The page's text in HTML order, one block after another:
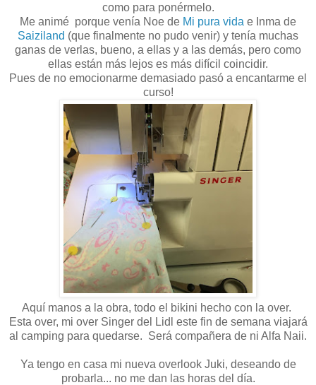
como para ponérmelo.
Me animé porque venía Noe de Mi pura vida e Inma de
Saiziland (que finalmente no pudo venir) y tenía muchas
ganas de verlas, bueno, a ellas y a las demás, pero como
ellas están más lejos es más difícil coincidir.
Pues de no emocionarme demasiado pasó a encantarme el
curso!
Aquí manos a la obra, todo el bikini hecho con la over.
Esta over, mi over Singer del Lidl este fin de semana viajará
al camping para quedarse. Será compañera de ni Alfa Naii.
Ya tengo en casa mi nueva overlook Juki, deseando de
probarla... no me dan las horas del día.